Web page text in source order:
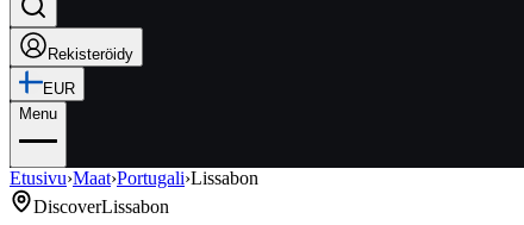
Rekisteröidy
EUR
Menu
Etusivu›Maat›Portugali›Lissabon
DiscoverLissabon